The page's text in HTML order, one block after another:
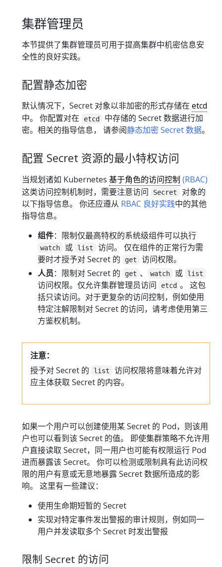
集群管理员
本节提供了集群管理员可用于提高集群中机密信息安
全性的良好实践。
配置静态加密
默认情况下，Secret 对象以非加密的形式存储在 etcd
中。 你配置对在
etcd
中存储的 Secret 数据进行加
密。相关的指导信息， 请参阅静态加密 Secret 数据。
配置 Secret 资源的最小特权访问
当规划诸如 Kubernetes 基于角色的访问控制 (RBAC)
这类访问控制机制时，需要注意访问
Secret
对象的
以下指导信息。 你还应遵从 RBAC 良好实践中的其他
指导信息。
组件：限制仅最高特权的系统级组件可以执行
watch 或 list
访问。 仅在组件的正常行为需
要时才授予对 Secret 的
get
访问权限。
人员：限制对 Secret 的 get 、 watch 或 list
访问权限。仅允许集群管理员访问 etcd 。 这包
括只读访问。对于更复杂的访问控制，例如使用
特定注解限制对 Secret 的访问，请考虑使用第三
方鉴权机制。
注意：
授予对 Secret 的
list
访问权限将意味着允许对
应主体获取 Secret 的内容。
如果一个用户可以创建使用某 Secret 的 Pod，则该用
户也可以看到该 Secret 的值。 即使集群策略不允许用
户直接读取 Secret，同一用户也可能有权限运行 Pod
进而暴露该 Secret。 你可以检测或限制具有此访问权
限的用户有意或无意地暴露 Secret 数据所造成的影
响。 这里有一些建议：
使用生命期短暂的 Secret
实现对特定事件发出警报的审计规则，例如同一
用户并发读取多个 Secret 时发出警报
限制 Secret 的访问